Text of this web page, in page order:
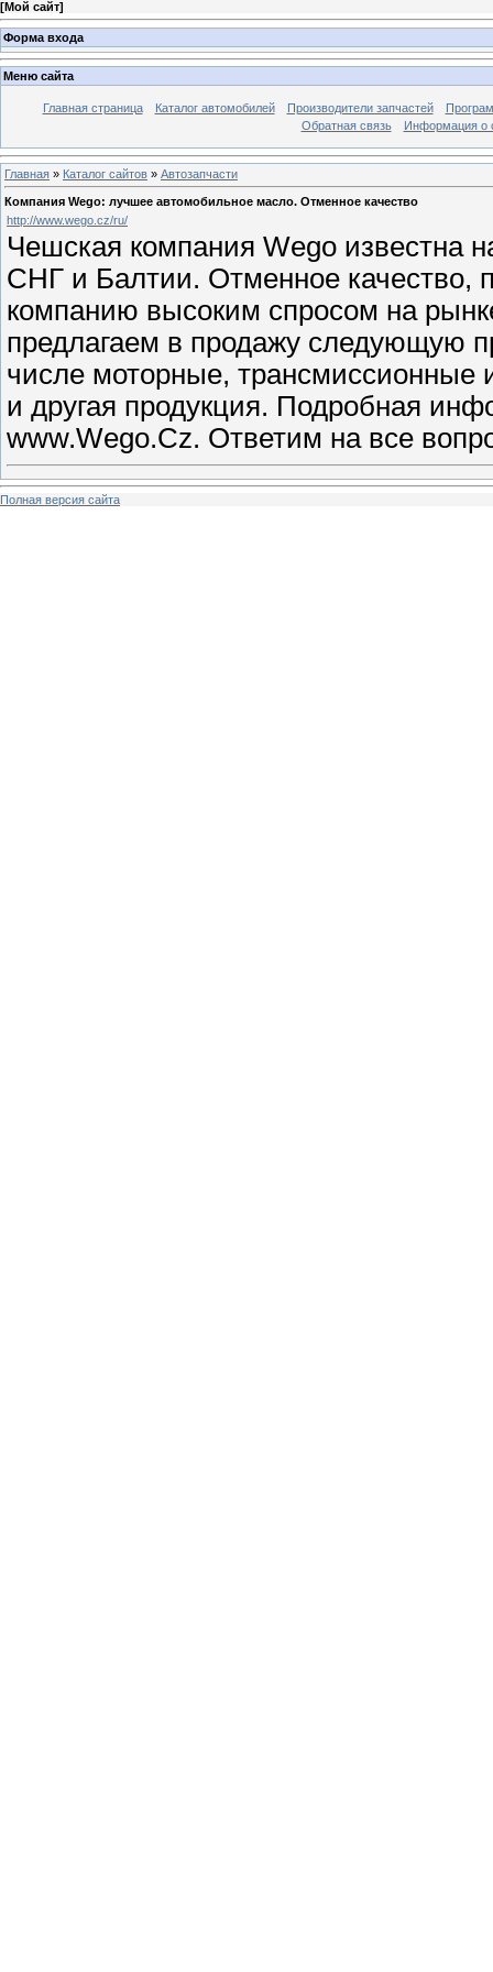
[Мой сайт]
Форма входа
Меню сайта
Главная страница Каталог автомобилей Производители запчастей
Обратная связь
Информация о
Главная » Каталог сайтов » Автозапчасти
Компания Wego: лучшее автомобильное масло. Отменное качество
http://www.wego.cz/ru/
Чешская компания Wego известна
СНГ и Балтии. Отменное качество,
компанию высоким спросом на
предлагаем в продажу следующую
числе моторные, трансмиссионные
и другая продукция. Подробная
www.Wego.Cz. Ответим на все
Полная версия сайта